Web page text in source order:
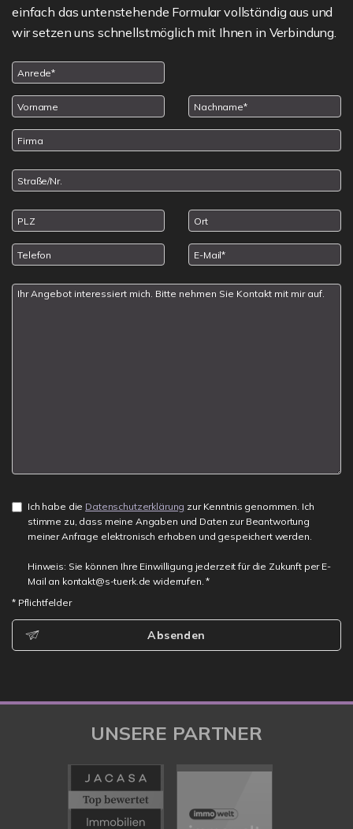
einfach das untenstehende Formular vollständig aus und
wir setzen uns schnellstmöglich mit Ihnen in Verbindung.
Ich habe die Datenschutzerklärung zur Kenntnis genommen. Ich
stimme zu, dass meine Angaben und Daten zur Beantwortung
meiner Anfrage elektronisch erhoben und gespeichert werden.
Hinweis: Sie können Ihre Einwilligung jederzeit für die Zukunft per E-
Mail an kontakt@s-tuerk.de widerrufen. *
* Pflichtfelder
Absenden
UNSERE PARTNER